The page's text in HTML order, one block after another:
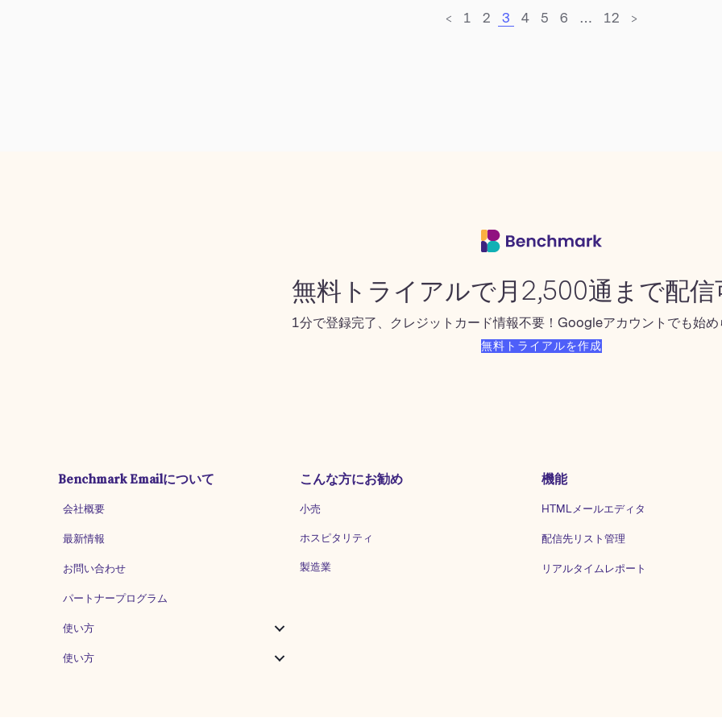
< 1 2 3 4 5 6 … 12 >
無料トライアルで月2,500通まで配信
1分で登録完了、クレジットカード情報不要！Googleアカウントでも始め
無料トライアルを作成
Benchmark Emailについて
会社概要
最新情報
お問い合わせ
パートナープログラム
使い方
使い方
こんな方にお勧め
小売
ホスピタリティ
製造業
機能
HTMLメールエディタ
配信先リスト管理
リアルタイムレポート